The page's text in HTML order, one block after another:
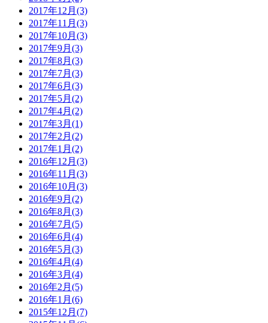
2017年12月(3)
2017年11月(3)
2017年10月(3)
2017年9月(3)
2017年8月(3)
2017年7月(3)
2017年6月(3)
2017年5月(2)
2017年4月(2)
2017年3月(1)
2017年2月(2)
2017年1月(2)
2016年12月(3)
2016年11月(3)
2016年10月(3)
2016年9月(2)
2016年8月(3)
2016年7月(5)
2016年6月(4)
2016年5月(3)
2016年4月(4)
2016年3月(4)
2016年2月(5)
2016年1月(6)
2015年12月(7)